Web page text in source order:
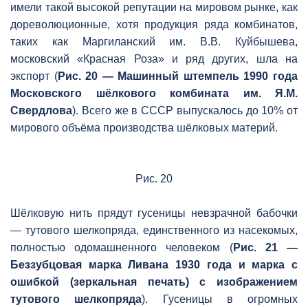
имели такой высокой репутации на мировом рынке, как
дореволюционные, хотя продукция ряда комбинатов,
таких как Маргиланский им. В.В. Куйбышева,
московский «Красная Роза» и ряд других, шла на
экспорт (Рис. 20 — Машинный штемпель 1990 года
Московского шёлкового комбината им. Я.М.
Свердлова). Всего же в СССР выпускалось до 10% от
мирового объёма производства шёлковых материй.
Рис. 20
Шёлковую нить прядут гусеницы невзрачной бабочки
— тутового шелкопряда, единственного из насекомых,
полностью одомашненного человеком (Рис. 21 —
Беззубцовая марка Ливана 1930 года и марка с
ошибкой (зеркальная печать) с изображением
тутового шелкопряда). Гусеницы в огромных